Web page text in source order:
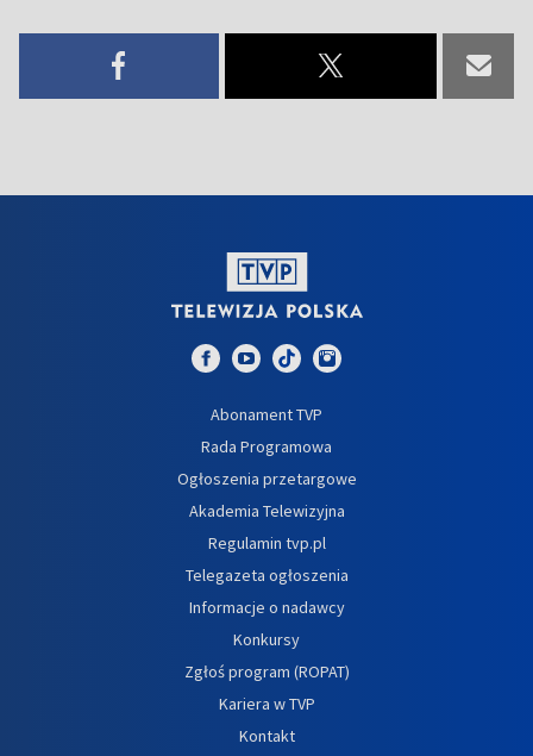
Abonament TVP
Rada Programowa
Ogłoszenia przetargowe
Akademia Telewizyjna
Regulamin tvp.pl
Telegazeta ogłoszenia
Informacje o nadawcy
Konkursy
Zgłoś program (ROPAT)
Kariera w TVP
Kontakt